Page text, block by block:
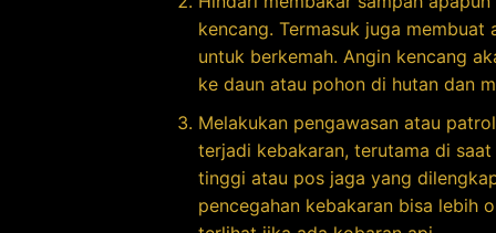
kencang. Termasuk juga
untuk berkemah. Angin kencang
ke daun atau pohon di hutan dan
Melakukan pengawasan atau
terjadi kebakaran, terutama di
tinggi atau pos jaga yang
pencegahan kebakaran bisa lebih